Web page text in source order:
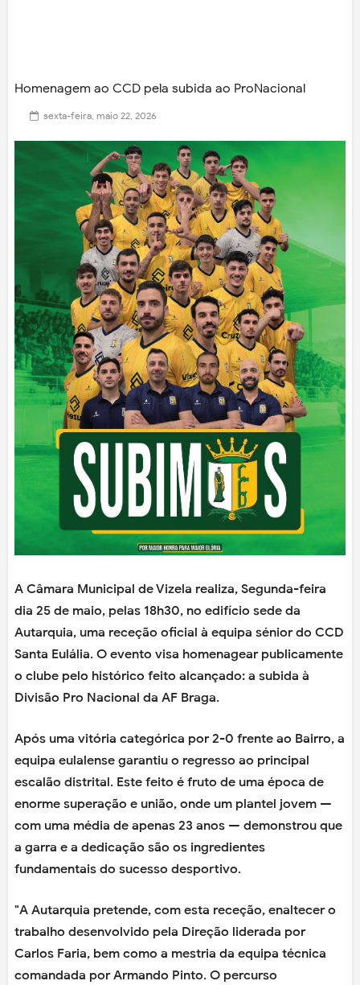
Homenagem ao CCD pela subida ao ProNacional
sexta-feira, maio 22, 2026
A Câmara Municipal de Vizela realiza, Segunda-feira
dia 25 de maio, pelas 18h30, no edifício sede da
Autarquia, uma receção oficial à equipa sénior do CCD
Santa Eulália. O evento visa homenagear publicamente
o clube pelo histórico feito alcançado: a subida à
Divisão Pro Nacional da AF Braga.
Após uma vitória categórica por 2-0 frente ao Bairro, a
equipa eulalense garantiu o regresso ao principal
escalão distrital. Este feito é fruto de uma época de
enorme superação e união, onde um plantel jovem —
com uma média de apenas 23 anos — demonstrou que
a garra e a dedicação são os ingredientes
fundamentais do sucesso desportivo.
"A Autarquia pretende, com esta receção, enaltecer o
trabalho desenvolvido pela Direção liderada por
Carlos Faria, bem como a mestria da equipa técnica
comandada por Armando Pinto. O percurso